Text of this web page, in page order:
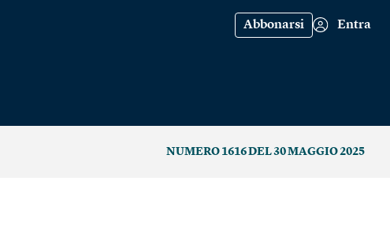
Abbonarsi Entra
NUMERO 1616 DEL 30 MAGGIO 2025